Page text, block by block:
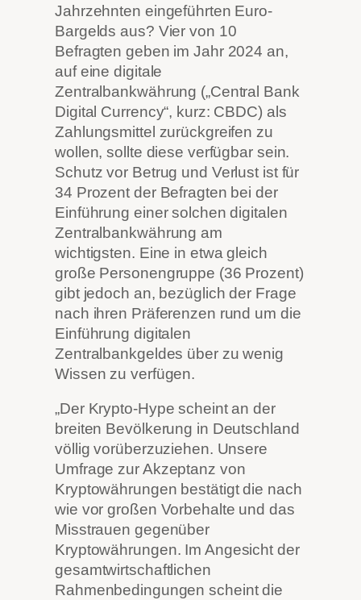
Jahrzehnten eingeführten Euro-
Bargelds aus? Vier von 10
Befragten geben im Jahr 2024 an,
auf eine digitale
Zentralbankwährung („Central Bank
Digital Currency“, kurz: CBDC) als
Zahlungsmittel zurückgreifen zu
wollen, sollte diese verfügbar sein.
Schutz vor Betrug und Verlust ist für
34 Prozent der Befragten bei der
Einführung einer solchen digitalen
Zentralbankwährung am
wichtigsten. Eine in etwa gleich
große Personengruppe (36 Prozent)
gibt jedoch an, bezüglich der Frage
nach ihren Präferenzen rund um die
Einführung digitalen
Zentralbankgeldes über zu wenig
Wissen zu verfügen.
„Der Krypto-Hype scheint an der
breiten Bevölkerung in Deutschland
völlig vorüberzuziehen. Unsere
Umfrage zur Akzeptanz von
Kryptowährungen bestätigt die nach
wie vor großen Vorbehalte und das
Misstrauen gegenüber
Kryptowährungen. Im Angesicht der
gesamtwirtschaftlichen
Rahmenbedingungen scheint die